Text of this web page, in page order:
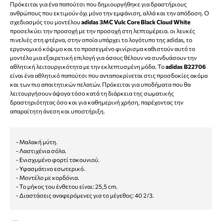
Πρόκειται για ένα παπούτσι που δημιουργήθηκε για δραστήριους
ανθρώπους που εκτιμούν όχι μόνο την εμφάνιση, αλλά και την απόδοση. Ο
σχεδιασμός του μοντέλου adidas 3MC Vulc Core Black Cloud White
προσελκύει την προσοχή με την προσοχή στη λεπτομέρεια. οι λευκές
πινελιές στη φτέρνα, στην οποία υπάρχει το λογότυπο της adidas, το
εργονομικό κόψιμο και το προσεγμένο φινίρισμα καθιστούν αυτό το
μοντέλο μια εξαιρετική επιλογή για όσους θέλουν να συνδυάσουν την
αθλητική λειτουργικότητα με την εκλεπτυσμένη μόδα. Τοadidas B22706
είναι ένα αθλητικό παπούτσι που ανταποκρίνεται στις προσδοκίες ακόμα
και των πιο απαιτητικών πελατών. Πρόκειται για υποδήματα που θα
λειτουργήσουν άψογα τόσο κατά τη διάρκεια της σωματικής
δραστηριότητας όσο και για καθημερινή χρήση, παρέχοντας την
απαραίτητη άνεση και υποστήριξη.
- Μαλακή μύτη.
- Λαστιχένια σόλα.
- Ενισχυμένο φορτί τακουνιού.
- Υφασμάτινο εσωτερικό.
- Μοντέλο με κορδόνια.
- Το μήκος του ένθετου είναι: 25,5 cm.
- Διαστάσεις αναφερόμενες για το μέγεθος: 40 2/3.